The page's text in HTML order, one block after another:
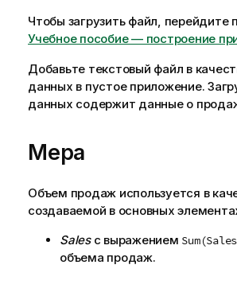
Чтобы загрузить файл, перейдите
Учебное пособие — построение
Добавьте текстовый файл в
данных в пустое приложение.
данных содержит данные о
Мера
Объем продаж используется в
создаваемой в основных
Salesс выражением
объема продаж.